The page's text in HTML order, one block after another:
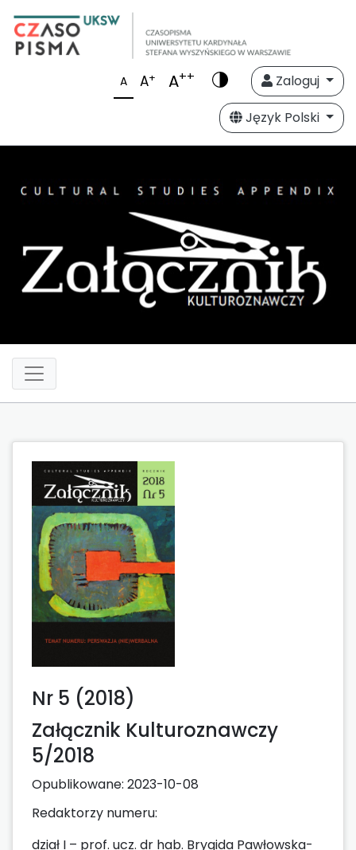
A A+ A++
Zaloguj
Język Polski
Nr 5 (2018)
Załącznik Kulturoznawczy
5/2018
Opublikowane: 2023-10-08
Redaktorzy numeru:
dział I – prof. ucz. dr hab. Brygida Pawłowska-